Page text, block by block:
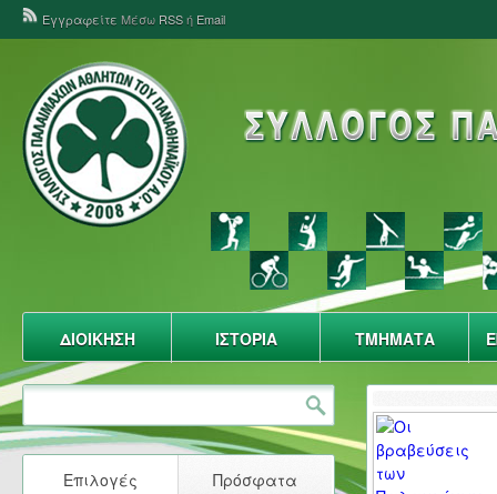
Εγγραφείτε Μέσω RSSή Email
ΔΙΟΙΚΗΣΗ ΙΣΤΟΡΙΑ ΤΜΗΜΑΤΑ
Επιλογές Πρόσφατα